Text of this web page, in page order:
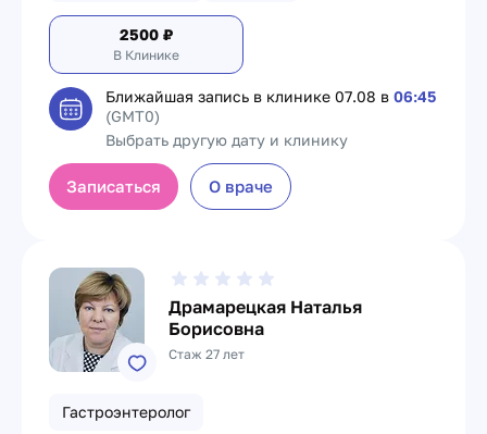
2500 ₽
В Клинике
Ближайшая запись в клинике 07.08 в 06:45
(GMT0)
Выбрать другую дату и клинику
Записаться О враче
Драмарецкая Наталья
Борисовна
Стаж 27 лет
Гастроэнтеролог